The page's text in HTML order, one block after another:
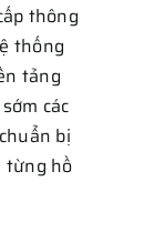
thông
thống
tảng
các
bị
từng hồ